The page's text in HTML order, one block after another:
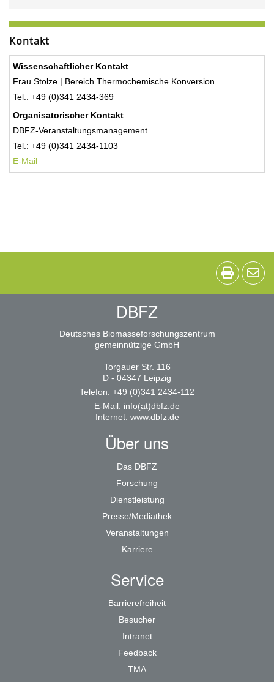
Kontakt
Wissenschaftlicher Kontakt
Frau Stolze | Bereich Thermochemische Konversion
Tel.. +49 (0)341 2434-369
Organisatorischer Kontakt
DBFZ-Veranstaltungsmanagement
Tel.: +49 (0)341 2434-1103
E-Mail
DBFZ
Deutsches Biomasseforschungszentrum
gemeinnützige GmbH
Torgauer Str. 116
D - 04347 Leipzig
Telefon: +49 (0)341 2434-112
E-Mail: info(at)dbfz.de
Internet: www.dbfz.de
Über uns
Das DBFZ
Forschung
Dienstleistung
Presse/Mediathek
Veranstaltungen
Karriere
Service
Barrierefreiheit
Besucher
Intranet
Feedback
TMA